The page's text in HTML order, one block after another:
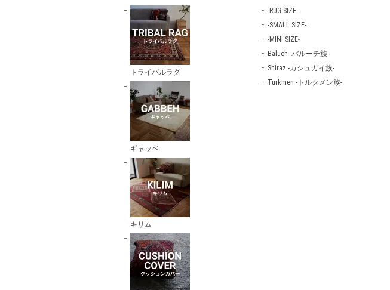
トライバルラグ
ギャッベ
キリム
-RUG SIZE-
-SMALL SIZE-
-MINI SIZE-
Baluch -バルーチ族-
Shiraz -カシュガイ族-
Turkmen -トルクメン族-